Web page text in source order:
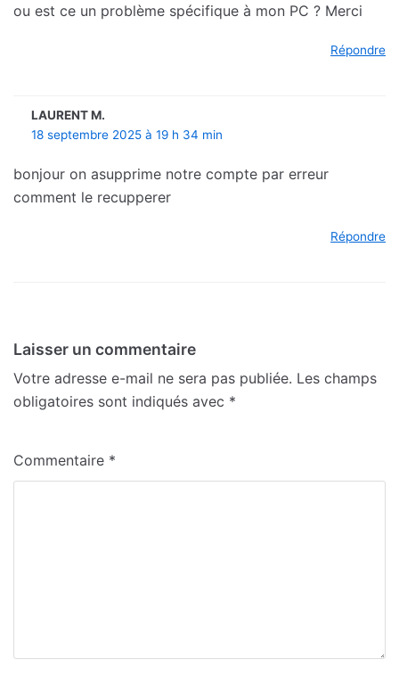
ou est ce un problème spécifique à mon PC ? Merci
Répondre
LAURENT M.
18 septembre 2025 à 19 h 34 min
bonjour on asupprime notre compte par erreur
comment le recupperer
Répondre
Laisser un commentaire
Votre adresse e-mail ne sera pas publiée. Les champs
obligatoires sont indiqués avec *
Commentaire *